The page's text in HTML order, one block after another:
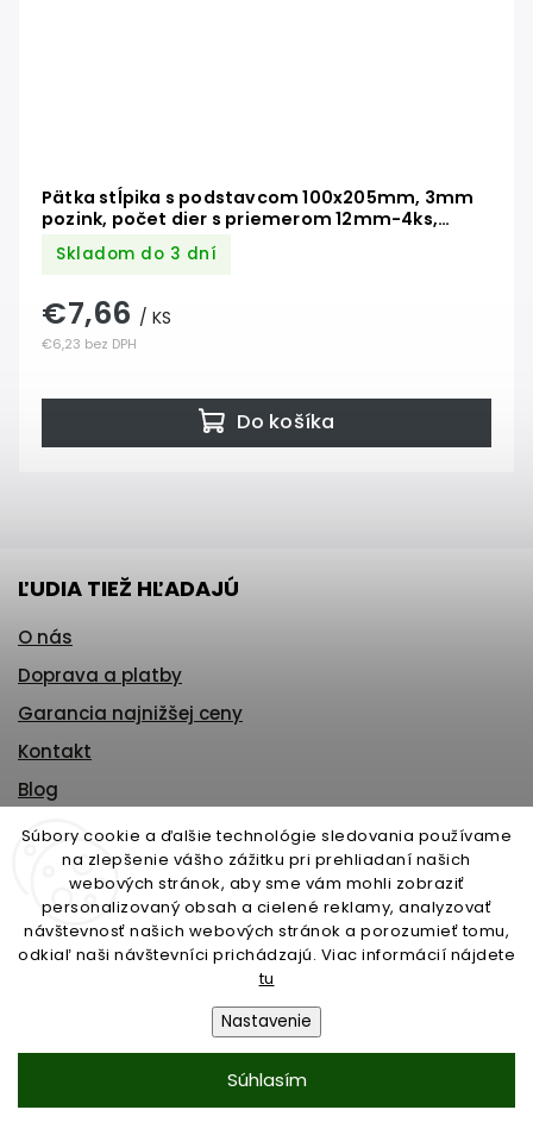
Súbory cookie a ďalšie technológie sledovania používame
na zlepšenie vášho zážitku pri prehliadaní našich
webových stránok, aby sme vám mohli zobraziť
personalizovaný obsah a cielené reklamy, analyzovať
návštevnosť našich webových stránok a porozumieť tomu,
odkiaľ naši návštevníci prichádzajú. Viac informácií nájdete
tu
Nastavenie
Súhlasím
Pätka stĺpika s podstavcom 100x205mm, 3mm
pozink, počet dier s priemerom 12mm-4ks,
počet otvorov 6/9mm-4ks
Skladom do 3 dní
€6,23 bez DPH
€7,66 / KS
Do košíka
ĽUDIA TIEŽ HĽADAJÚ
O nás
Doprava a platby
Garancia najnižšej ceny
Kontakt
Blog
Montáž a servis
Obchodné podmienky
Odstúpenie od zmluvy
Orgán dozoru